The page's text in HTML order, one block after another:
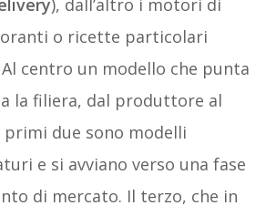
), dall’altro i motori di
o ricette particolari
Al centro un modello che punta
la filiera, dal produttore al
primi due sono modelli
e si avviano verso una fase
di mercato. Il terzo, che in